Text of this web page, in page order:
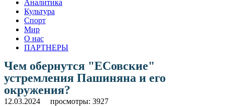
Аналитика
Культура
Спорт
Мир
О нас
ПАРТНЕРЫ
Чем обернутся "ЕСовские"
устремления Пашиняна и его
окружения?
12.03.2024 просмотры: 3927